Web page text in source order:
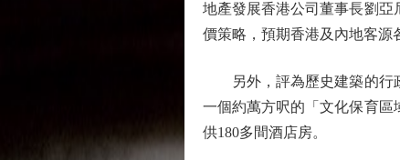
地產發展香港公司董事長劉
價策略，預期香港及內地客源
另外，評為歷史建築的行政
一個約萬方呎的「文化保育
供180多間酒店房。